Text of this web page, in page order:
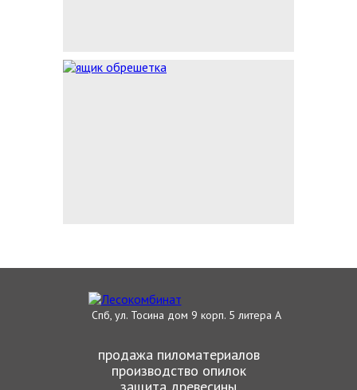
продажа пиломатериалов
производство опилок
Спб, ул. Тосина дом 9 корп. 5 литера А